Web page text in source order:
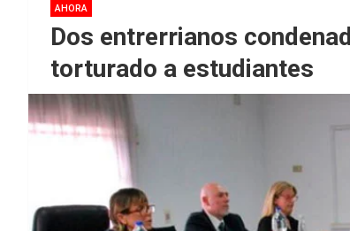
AHORA
Dos entrerrianos
torturado a estudiantes